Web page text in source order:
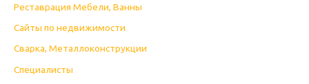
Реставрация Мебели, Ванны
Сайты по недвижимости
Сварка, Металлоконструкции
Специалисты